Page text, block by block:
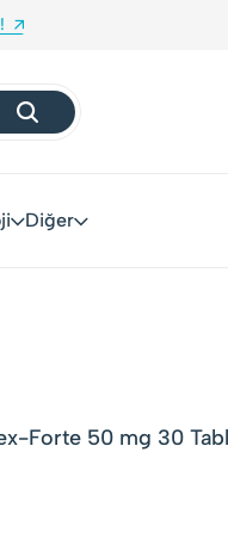
Diğer
Forte 50 mg 30